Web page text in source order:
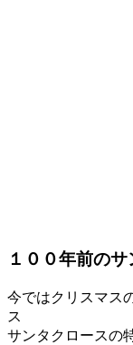
１００年前の
今ではクリスマス
ス
サンタクロースの